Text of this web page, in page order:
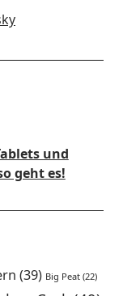
und
geht es!
(39) Big Peat(22)